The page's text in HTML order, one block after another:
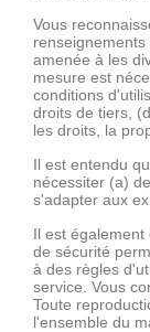
Vous
amenée à les
mesure est
conditions
droits de tiers,
les droits, la
Il est entendu
nécessiter (a)
s'adapter aux
Il est
de sécurité
à des règles
service. Vous
Toute
l'ensemble du